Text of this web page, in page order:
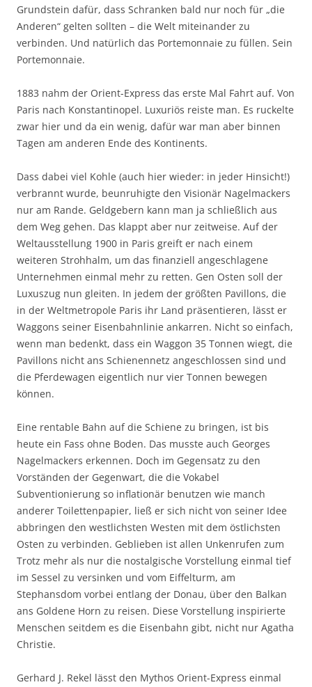
Grundstein dafür, dass Schranken bald nur noch für „die
Anderen“ gelten sollten – die Welt miteinander zu
verbinden. Und natürlich das Portemonnaie zu füllen. Sein
Portemonnaie.
1883 nahm der Orient-Express das erste Mal Fahrt auf. Von
Paris nach Konstantinopel. Luxuriös reiste man. Es ruckelte
zwar hier und da ein wenig, dafür war man aber binnen
Tagen am anderen Ende des Kontinents.
Dass dabei viel Kohle (auch hier wieder: in jeder Hinsicht!)
verbrannt wurde, beunruhigte den Visionär Nagelmackers
nur am Rande. Geldgebern kann man ja schließlich aus
dem Weg gehen. Das klappt aber nur zeitweise. Auf der
Weltausstellung 1900 in Paris greift er nach einem
weiteren Strohhalm, um das finanziell angeschlagene
Unternehmen einmal mehr zu retten. Gen Osten soll der
Luxuszug nun gleiten. In jedem der größten Pavillons, die
in der Weltmetropole Paris ihr Land präsentieren, lässt er
Waggons seiner Eisenbahnlinie ankarren. Nicht so einfach,
wenn man bedenkt, dass ein Waggon 35 Tonnen wiegt, die
Pavillons nicht ans Schienennetz angeschlossen sind und
die Pferdewagen eigentlich nur vier Tonnen bewegen
können.
Eine rentable Bahn auf die Schiene zu bringen, ist bis
heute ein Fass ohne Boden. Das musste auch Georges
Nagelmackers erkennen. Doch im Gegensatz zu den
Vorständen der Gegenwart, die die Vokabel
Subventionierung so inflationär benutzen wie manch
anderer Toilettenpapier, ließ er sich nicht von seiner Idee
abbringen den westlichsten Westen mit dem östlichsten
Osten zu verbinden. Geblieben ist allen Unkenrufen zum
Trotz mehr als nur die nostalgische Vorstellung einmal tief
im Sessel zu versinken und vom Eiffelturm, am
Stephansdom vorbei entlang der Donau, über den Balkan
ans Goldene Horn zu reisen. Diese Vorstellung inspirierte
Menschen seitdem es die Eisenbahn gibt, nicht nur Agatha
Christie.
Gerhard J. Rekel lässt den Mythos Orient-Express einmal